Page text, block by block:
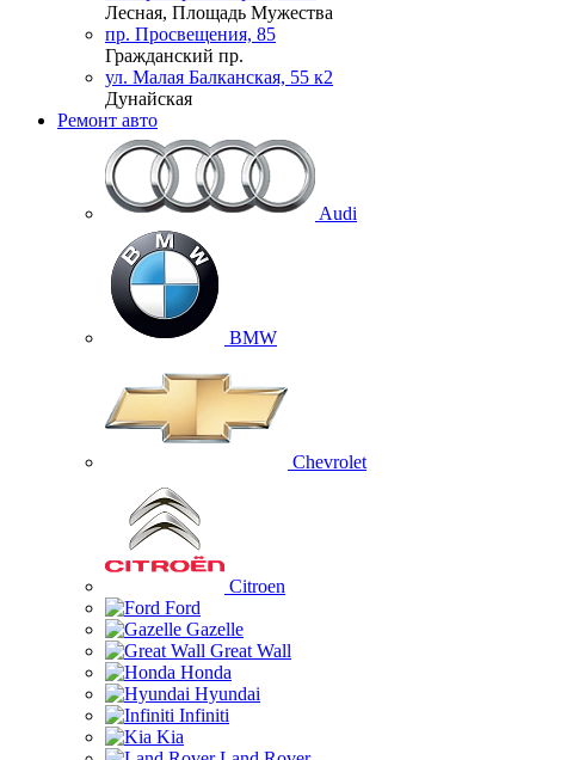
Лесная, Площадь Мужества
пр. Просвещения, 85
Гражданский пр.
ул. Малая Балканская, 55 к2
Дунайская
Ремонт авто
Audi
BMW
Chevrolet
Citroen
Ford
Gazelle
Great Wall
Honda
Hyundai
Infiniti
Kia